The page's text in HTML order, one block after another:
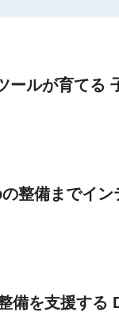
ールが育てる
整備までイ
備を支援する